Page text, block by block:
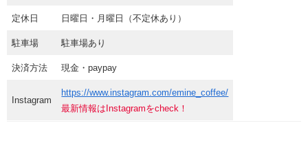
定休日 日曜日・月曜日（不定休あり）
駐車場 駐車場あり
決済方法 現金・paypay
Instagram
https://www.instagram.com/emine_coffee/
最新情報はInstagramをcheck！